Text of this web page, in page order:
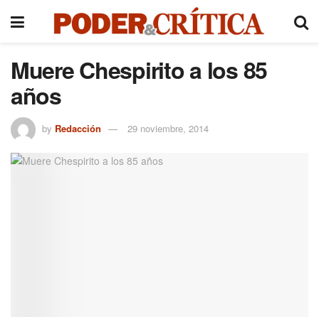
Muere Chespirito a los 85
años
by Redacción 29 noviembre, 2014